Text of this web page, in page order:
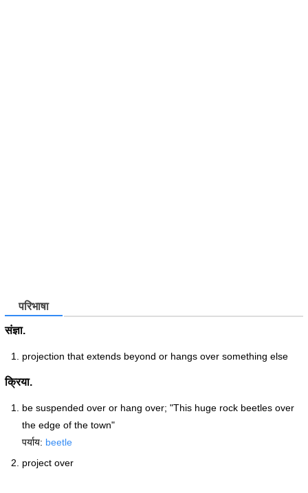
परिभाषा
संज्ञा.
projection that extends beyond or hangs over something else
क्रिया.
be suspended over or hang over; "This huge rock beetles over
the edge of the town"
पर्याय: beetle
project over